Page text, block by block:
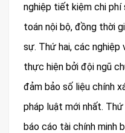
nghiệp tiết kiệm chi phí
toán nội bộ, đồng thời
sự. Thứ hai, các
thực hiện bởi đội ngũ
đảm bảo số liệu chính
pháp luật mới nhất.
báo cáo tài chính minh